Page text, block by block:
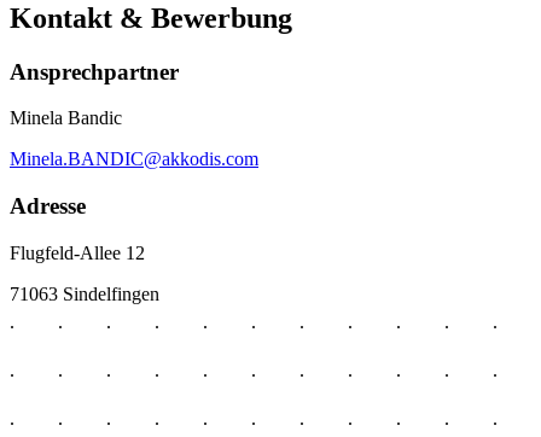
Kontakt & Bewerbung
Ansprechpartner
Minela Bandic
Minela.BANDIC@akkodis.com
Adresse
Flugfeld-Allee 12
71063 Sindelfingen